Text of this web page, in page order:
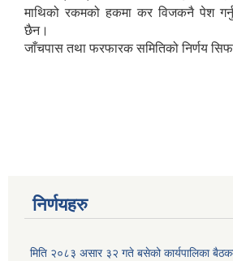
माथिको रकमको हकमा कर विजकनै पेश
छैन।
जाँचपास तथा फरफारक समितिको निर्णय
निर्णयहरु
मिति २०८३ असार ३२ गते बसेको कार्यपालिका